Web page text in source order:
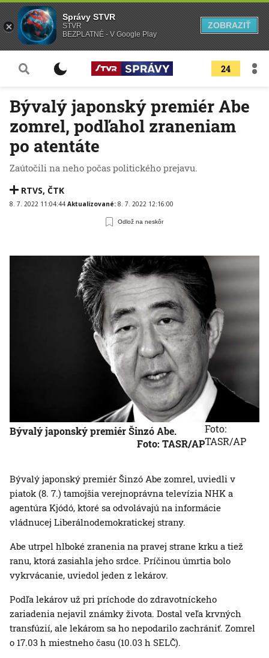
24
Bývalý japonský premiér Abe
zomrel, podľahol zraneniam
po atentáte
Zaútočili na neho počas politického prejavu.
RTVS, ČTK
8. 7. 2022 11:04:44 Aktualizované: 8. 7. 2022 12:16:00
Odlož na neskôr
Bývalý japonský premiér Šinzó Abe.
Foto: TASR/AP
Foto:
TASR/AP
Bývalý japonský premiér Šinzó Abe zomrel, uviedli v
piatok (8. 7.) tamojšia verejnoprávna televízia NHK a
agentúra Kjódó, ktoré sa odvolávajú na informácie
vládnucej Liberálnodemokratickej strany.
Abe utrpel hlboké zranenia na pravej strane krku a tiež
ranu, ktorá zasiahla jeho srdce. Príčinou úmrtia bolo
vykrvácanie, uviedol jeden z lekárov.
Podľa lekárov už pri príchode do zdravotníckeho
zariadenia nejavil známky života. Dostal veľa krvných
transfúzií, ale lekárom sa ho nepodarilo zachrániť. Zomrel
o 17.03 h miestneho času (10.03 h SELČ).
Správy STVR
STVR
BEZPLATNÉ - V Google Play
ZOBRAZIŤ